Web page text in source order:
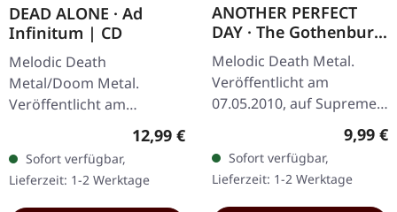
DEAD ALONE · Ad
Infinitum | CD
Melodic Death
Metal/Doom Metal.
Veröffentlicht am
28.09.2012, auf Supreme
Chaos Records. CD im
Jewelcase. Dead Alone
liefern mit "Ad Infinitum"
Regulärer Preis:
12,99 €
Sofort verfügbar,
Lieferzeit: 1-2 Werktage
ANOTHER PERFECT
DAY · The Gothenburg
Post Scriptum |
DIGIPAK CD
Melodic Death Metal.
Veröffentlicht am
07.05.2010, auf Supreme
Chaos Records. Limitierte
Auflage als CD im DigiPak
mit 16-seitigem Booklet.
Mit Dan…
9,99 €
Sofort verfügbar,
Lieferzeit: 1-2 Werktage